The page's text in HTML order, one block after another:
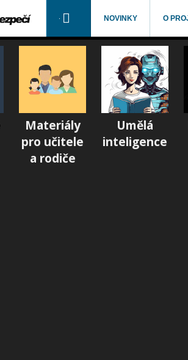
NOVINKY O
Materiály
pro učitele
a rodiče
Umělá
inteligence